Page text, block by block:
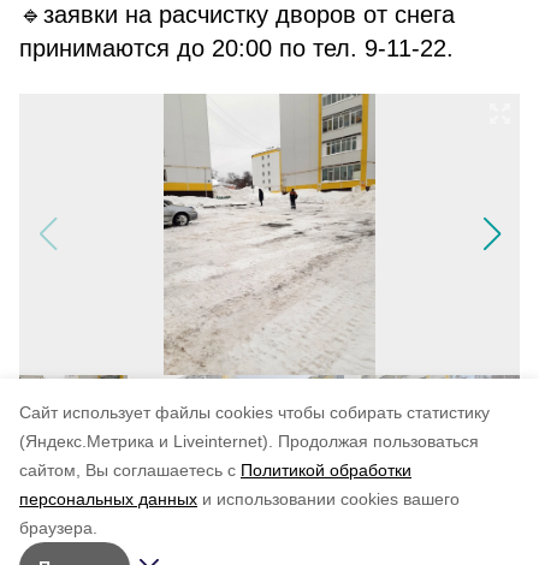
Cайт использует файлы cookies чтобы собирать статистику
(Яндекс.Метрика и Liveinternet).
Продолжая пользоваться
сайтом, Вы соглашаетесь с Политикой обработки
персональных данных и использовании cookies вашего
браузера.
🔹заявки на расчистку дворов от снега
принимаются до 20:00 по тел. 9‑11‑22.
по оценке
5